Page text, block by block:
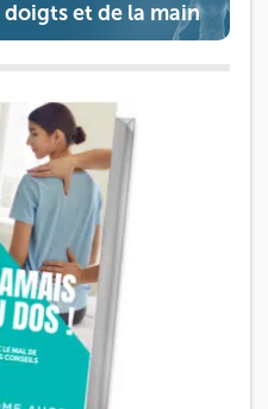
doigts et de la main